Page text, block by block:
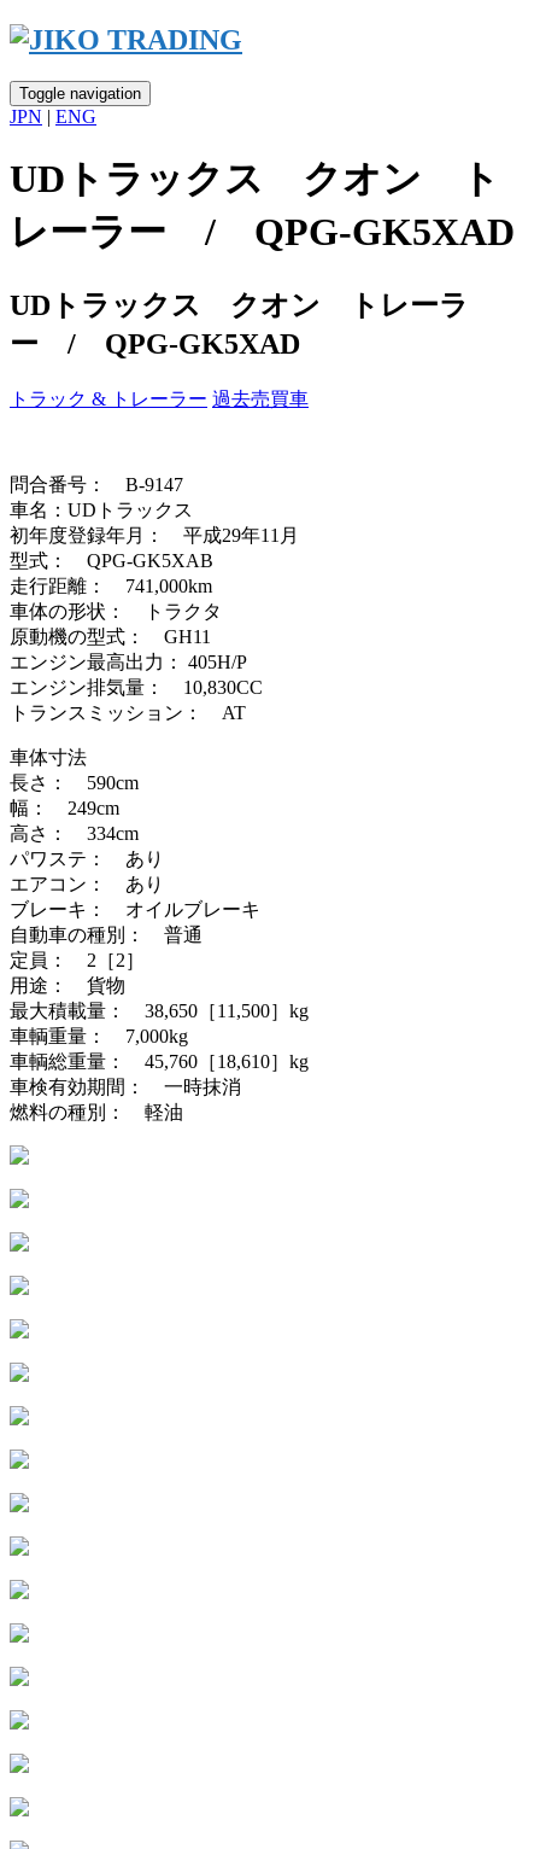
Skip
content
Toggle navigation
JPN | ENG
UDトラックス クオン ト
レーラー / QPG-GK5XAD
UDトラックス クオン トレーラ
ー / QPG-GK5XAD
トラック & トレーラー 過去売買車
問合番号： B-9147
車名：UDトラックス
初年度登録年月： 平成29年11月
型式： QPG-GK5XAB
走行距離： 741,000km
車体の形状： トラクタ
原動機の型式： GH11
エンジン最高出力： 405H/P
エンジン排気量： 10,830CC
トランスミッション： AT
車体寸法
長さ： 590cm
幅： 249cm
高さ： 334cm
パワステ： あり
エアコン： あり
ブレーキ： オイルブレーキ
自動車の種別： 普通
定員： 2［2］
用途： 貨物
最大積載量： 38,650［11,500］kg
車輌重量： 7,000kg
車輌総重量： 45,760［18,610］kg
車検有効期間： 一時抹消
燃料の種別： 軽油